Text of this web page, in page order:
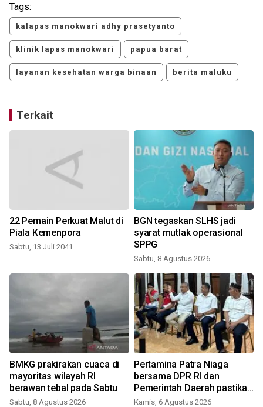
Tags:
kalapas manokwari adhy prasetyanto
klinik lapas manokwari papua barat
layanan kesehatan warga binaan berita maluku
Terkait
22 Pemain Perkuat Malut di
Piala Kemenpora
Sabtu, 13 Juli 2041
BGN tegaskan SLHS jadi
syarat mutlak operasional
SPPG
Sabtu, 8 Agustus 2026
BMKG prakirakan cuaca di
mayoritas wilayah RI
berawan tebal pada Sabtu
Sabtu, 8 Agustus 2026
Pertamina Patra Niaga
bersama DPR RI dan
Pemerintah Daerah pastikan
akses energi di Teluk Bintuni
Kamis, 6 Agustus 2026